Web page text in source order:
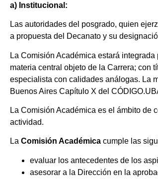
a) Institucional:
Las autoridades del posgrado, quien
a propuesta del Decanato y su
La Comisión Académica estará
materia central objeto de la Carrera; con
especialista con calidades análogas. La
Buenos Aires Capítulo X del
La Comisión Académica es el ámbito de
actividad.
La Comisión Académica cumple las
evaluar los antecedentes de los
asesorar a la Dirección en la